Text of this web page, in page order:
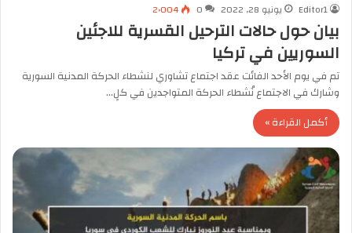
Editor1
يونيو 28, 2022 0 2٬004
بيان حول حالات الترحيل القسرية للاجئين
السوريين في تركيا
تم في يوم الأحد الفائت عقد اجتماع تشاوري لنشطاء الحركة المدنية السورية
وشارك في الاجتماع نُشطاء الحركة المتواجدين في كلٍ…
أكمل القراءة »